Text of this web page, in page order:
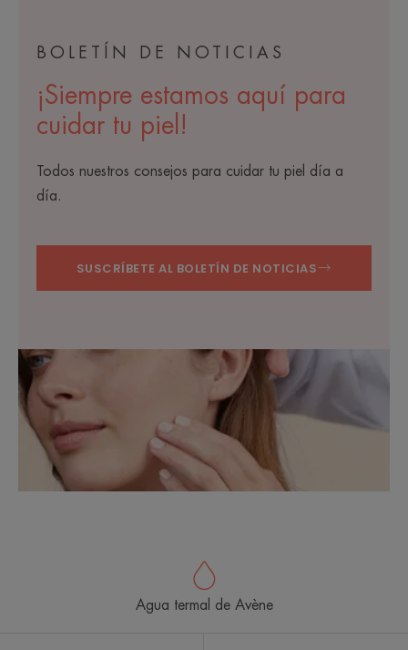
BOLETÍN DE NOTICIAS
¡Siempre estamos aquí para
cuidar tu piel!
Todos nuestros consejos para cuidar tu piel día a
día.
SUSCRÍBETE AL BOLETÍN DE NOTICIAS
Agua termal de Avène